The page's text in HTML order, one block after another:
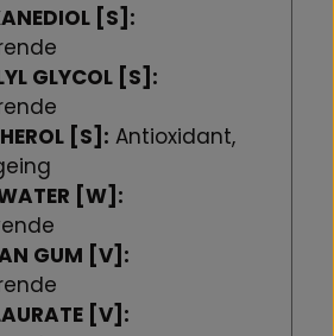
[S]:
GLYCOL [S]:
[S]: Antioxidant,
[W]:
GUM [V]:
[V]: